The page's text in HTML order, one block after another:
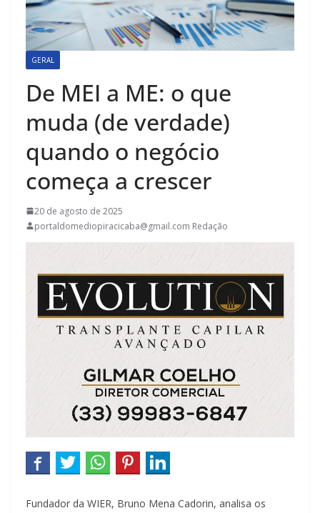
GERAL
De MEI a ME: o que
muda (de verdade)
quando o negócio
começa a crescer
20 de agosto de 2025
portaldomediopiracicaba@gmail.com Redação
Fundador da WIER, Bruno Mena Cadorin, analisa os